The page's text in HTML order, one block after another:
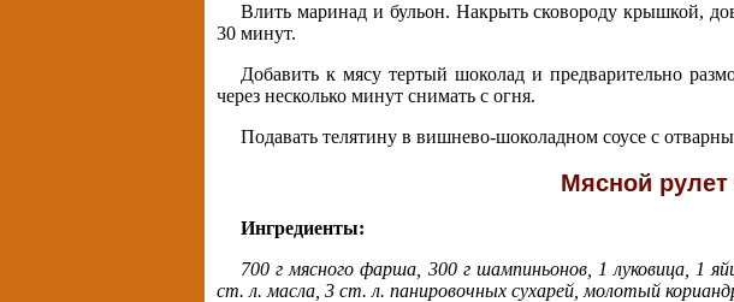
Влить маринад и бульон. Накрыть сковороду крышкой,
30 минут.
Добавить к мясу тертый шоколад и предварительно
через несколько минут снимать с огня.
Подавать телятину в вишнево-шоколадном соусе с
Мясной рулет
Ингредиенты:
700 г мясного фарша, 300 г шампиньонов, 1 луковица, 1
ст. л. масла, 3 ст. л. панировочных сухарей, молотый